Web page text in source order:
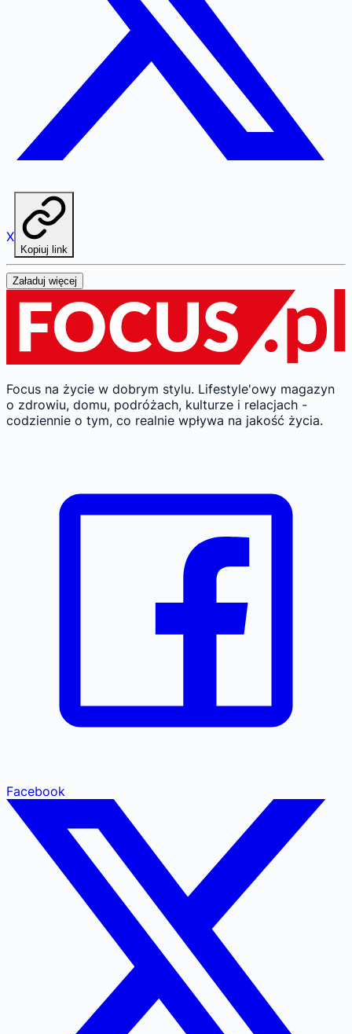
X
Kopiuj link
Załaduj więcej
Focus na życie w dobrym stylu. Lifestyle'owy magazyn
o zdrowiu, domu, podróżach, kulturze i relacjach -
codziennie o tym, co realnie wpływa na jakość życia.
Facebook